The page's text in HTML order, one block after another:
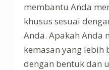
membantu Anda
khusus sesuai
Anda. Apakah Anda
kemasan yang lebih
dengan bentuk dan